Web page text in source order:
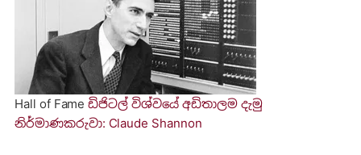
Hall of Fame ඩිජිටල් විශ්වයේ අඩිතාලම දැමු
නිර්මාණකරුවා: Claude Shannon